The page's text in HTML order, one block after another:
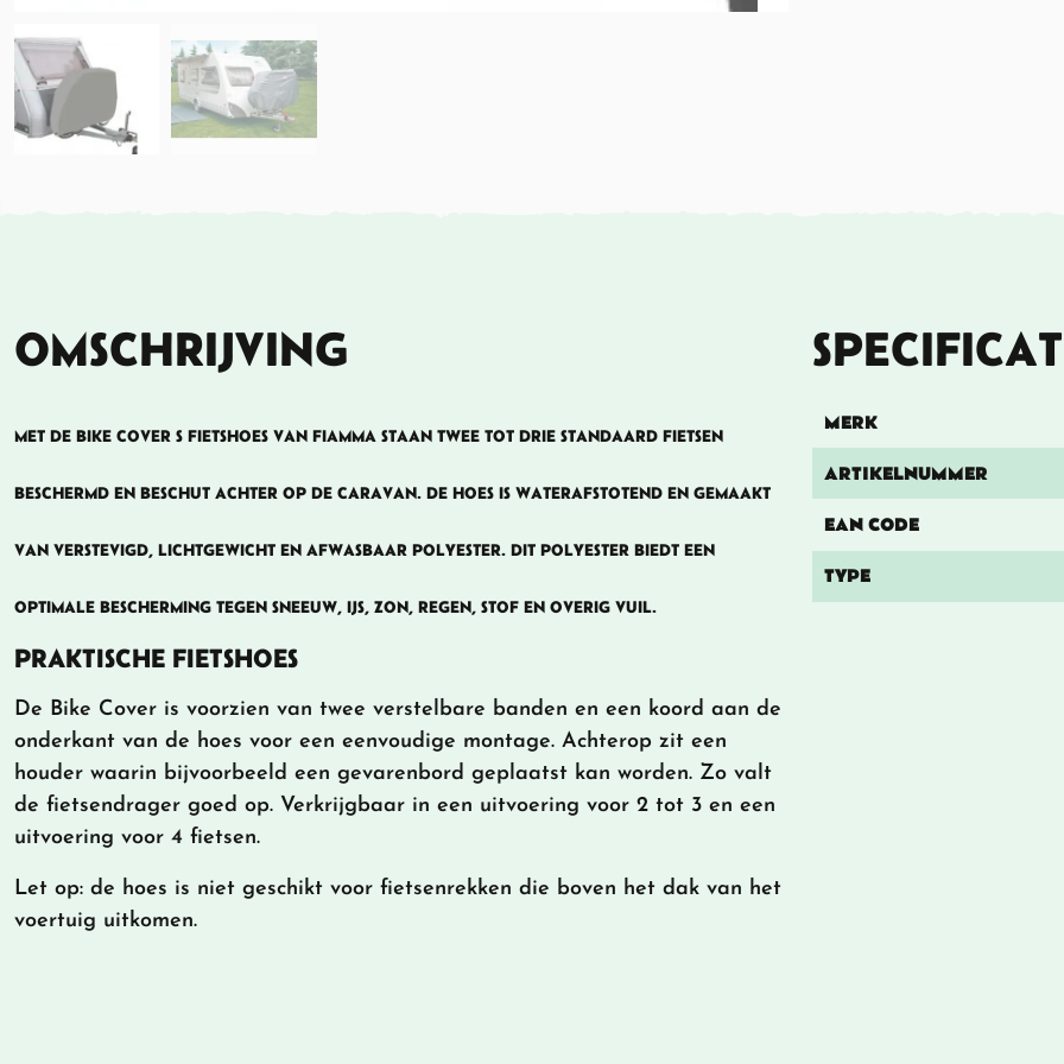
OMSCHRIJVING
MET DE BIKE COVER S FIETSHOES VAN FIAMMA STAAN TWEE TOT DRIE STANDAARD FIETSEN
BESCHERMD EN BESCHUT ACHTER OP DE CARAVAN. DE HOES IS WATERAFSTOTEND EN GEMAAKT
VAN VERSTEVIGD, LICHTGEWICHT EN AFWASBAAR POLYESTER. DIT POLYESTER BIEDT EEN
OPTIMALE BESCHERMING TEGEN SNEEUW, IJS, ZON, REGEN, STOF EN OVERIG VUIL.
PRAKTISCHE FIETSHOES
De Bike Cover is voorzien van twee verstelbare banden en een koord aan de
onderkant van de hoes voor een eenvoudige montage. Achterop zit een
houder waarin bijvoorbeeld een gevarenbord geplaatst kan worden. Zo valt
de fietsendrager goed op. Verkrijgbaar in een uitvoering voor 2 tot 3 en een
uitvoering voor 4 fietsen.
Let op: de hoes is niet geschikt voor fietsenrekken die boven het dak van het
voertuig uitkomen.
MERK
ARTIKELNUMMER
EAN CODE
TYPE